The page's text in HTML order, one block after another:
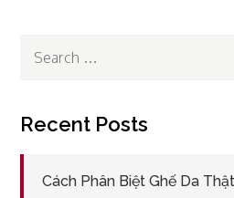
Search
Recent Posts
Cách Phân Biệt Ghế Da